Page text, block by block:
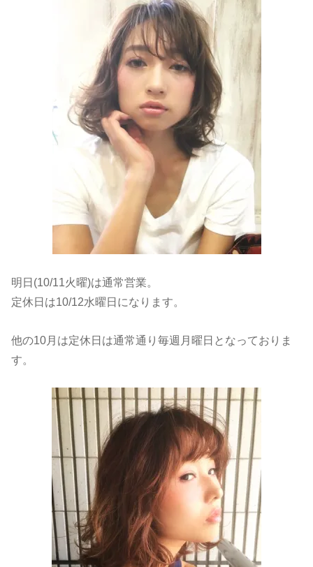
明日(10/11火曜)は通常営業。
定休日は10/12水曜日になります。
他の10月は定休日は通常通り毎週月曜日となっておりま
す。